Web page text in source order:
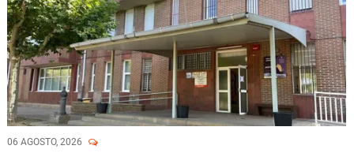
06 AGOSTO, 2026